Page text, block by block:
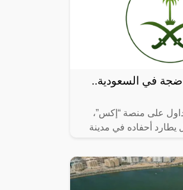
ضجة في السعودية..
على منصة “إكس”،
يطارد أحفاده في مدينة